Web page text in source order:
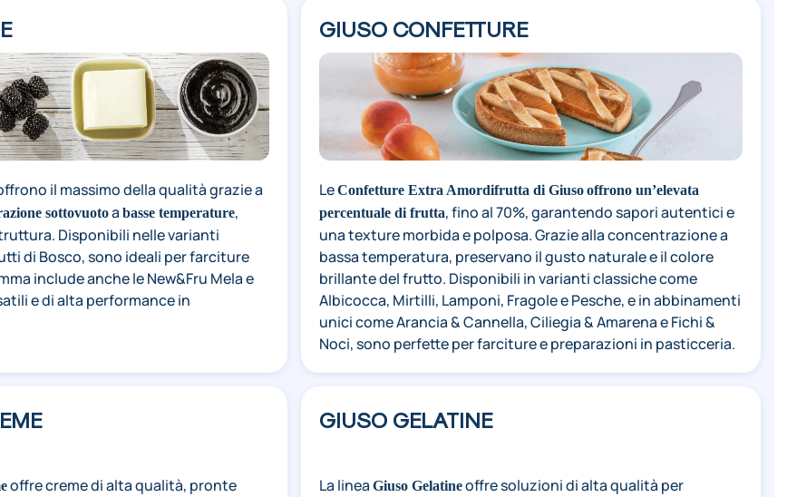
il massimo della qualità grazie a
sottovuotoa basse temperature,
Disponibili nelle varianti
di Bosco, sono ideali per farciture
include anche le New&Fru Mela e
e di alta performance in
GIUSO CONFETTURE
LeConfetture Extra Amordifrutta di Giuso offrono un’elevata
percentuale di frutta, fino al 70%, garantendo sapori autentici e
una texture morbida e polposa. Grazie alla concentrazione a
bassa temperatura, preservano il gusto naturale e il colore
brillante del frutto. Disponibili in varianti classiche come
Albicocca, Mirtilli, Lamponi, Fragole e Pesche, e in abbinamenti
unici come Arancia & Cannella, Ciliegia & Amarena e Fichi &
Noci, sono perfette per farciture e preparazioni in pasticceria.
offre creme di alta qualità, pronte
GIUSO GELATINE
La lineaGiuso Gelatineoffre soluzioni di alta qualità per